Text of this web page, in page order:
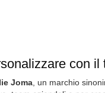
con il
Joma , un marchio